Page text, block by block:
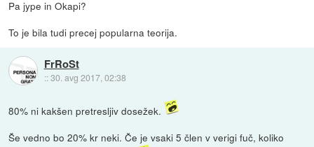
Pa jype in Okapi?
To je bila tudi precej popularna teorija.
FrRoSt
::30. avg 2017, 02:38
80% ni kakšen pretresljiv dosežek.
Še vedno bo 20% kr neki. Če je vsaki 5 člen v verigi fuč, koliko